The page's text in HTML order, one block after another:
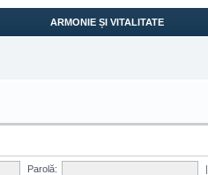
ARMONIE ȘI VITALITATE
Parolă: